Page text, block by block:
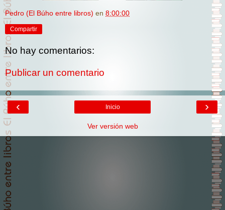
Pedro (El Búho entre libros) en 8:00:00
Compartir
No hay comentarios:
Publicar un comentario
‹ ›
Inicio
Ver versión web